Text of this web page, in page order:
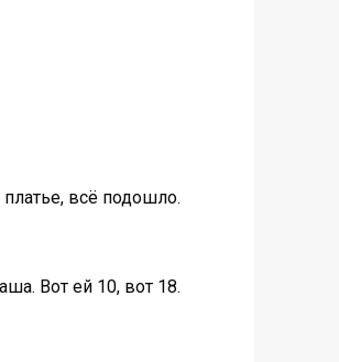
всё подошло.
Вот ей 10, вот 18.